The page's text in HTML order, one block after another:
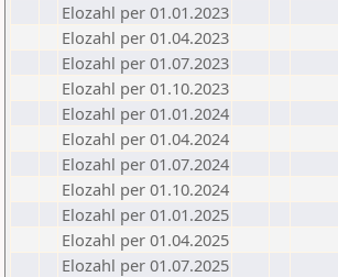
Elozahl per 01.01.2023
Elozahl per 01.04.2023
Elozahl per 01.07.2023
Elozahl per 01.10.2023
Elozahl per 01.01.2024
Elozahl per 01.04.2024
Elozahl per 01.07.2024
Elozahl per 01.10.2024
Elozahl per 01.01.2025
Elozahl per 01.04.2025
Elozahl per 01.07.2025